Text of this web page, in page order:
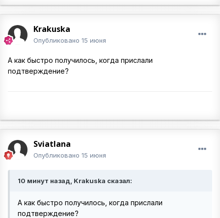
Krakuska
Опубликовано 15 июня
А как быстро получилось, когда прислали
подтверждение?
Sviatlana
Опубликовано 15 июня
10 минут назад, Krakuska сказал:
А как быстро получилось, когда прислали
подтверждение?